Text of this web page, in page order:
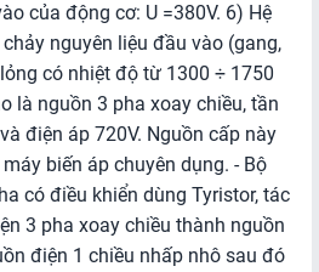
của động cơ: U =380V. 6) Hệ
nguyên liệu đầu vào (gang,
có nhiệt độ từ 1300 ÷ 1750
là nguồn 3 pha xoay chiều, tần
điện áp 720V. Nguồn cấp này
biến áp chuyên dụng. - Bộ
có điều khiển dùng Tyristor, tác
3 pha xoay chiều thành nguồn
điện 1 chiều nhấp nhô sau đó